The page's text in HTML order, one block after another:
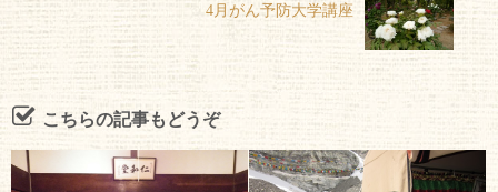
4月がん予防大学講座
こちらの記事もどうぞ